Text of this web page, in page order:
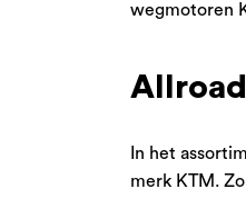
wegmotoren
In het
merk KTM.